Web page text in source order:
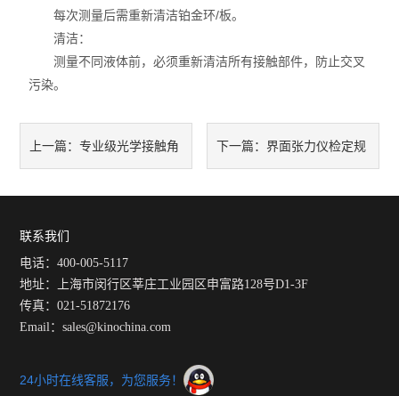
每次测量后需重新清洁铂金环/板。
清洁：
测量不同液体前，必须重新清洁所有接触部件，防止交叉
污染。
上一篇：专业级光学接触角
规范性的严苛要求
下一篇： 界面张力仪检定规
联系我们
电话：400-005-5117
地址：上海市闵行区莘庄工业园区申富路128号D1-3F
传真：021-51872176
Email：sales@kinochina.com
24小时在线客服，为您服务！